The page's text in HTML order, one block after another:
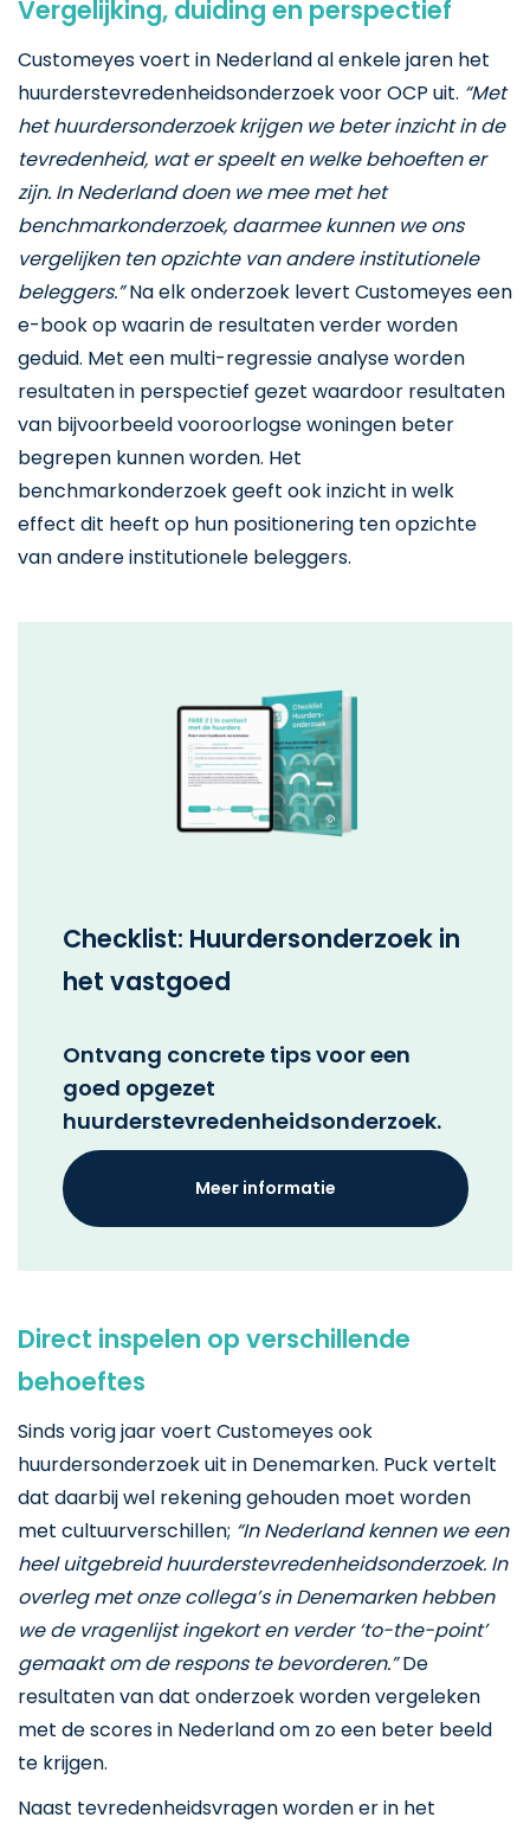
Vergelijking, duiding en perspectief
Customeyes voert in Nederland al enkele jaren het
huurderstevredenheidsonderzoek voor OCP uit. “Met
het huurdersonderzoek krijgen we beter inzicht in de
tevredenheid, wat er speelt en welke behoeften er
zijn. In Nederland doen we mee met het
benchmarkonderzoek, daarmee kunnen we ons
vergelijken ten opzichte van andere institutionele
beleggers.”Na elk onderzoek levert Customeyes een
e-book op waarin de resultaten verder worden
geduid. Met een multi-regressie analyse worden
resultaten in perspectief gezet waardoor resultaten
van bijvoorbeeld vooroorlogse woningen beter
begrepen kunnen worden. Het
benchmarkonderzoek geeft ook inzicht in welk
effect dit heeft op hun positionering ten opzichte
van andere institutionele beleggers.
Checklist: Huurdersonderzoek in
het vastgoed
Ontvang concrete tips voor een
goed opgezet
huurderstevredenheidsonderzoek.
Meer informatie
Direct inspelen op verschillende
behoeftes
Sinds vorig jaar voert Customeyes ook
huurdersonderzoek uit in Denemarken. Puck vertelt
dat daarbij wel rekening gehouden moet worden
met cultuurverschillen; “In Nederland kennen we een
heel uitgebreid huurderstevredenheidsonderzoek. In
overleg met onze collega’s in Denemarken hebben
we de vragenlijst ingekort en verder ‘to-the-point’
gemaakt om de respons te bevorderen.”De
resultaten van dat onderzoek worden vergeleken
met de scores in Nederland om zo een beter beeld
te krijgen.
Naast tevredenheidsvragen worden er in het